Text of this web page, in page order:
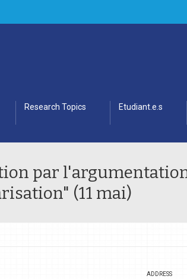
Research Topics Etudiant.e.s
par
(11 mai)
ADDRESS